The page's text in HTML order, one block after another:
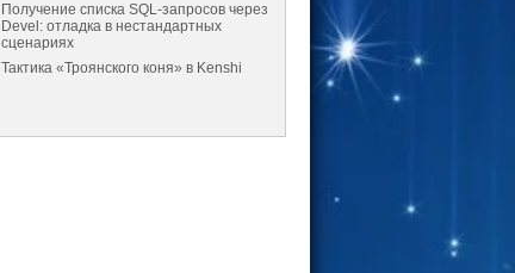
Получение списка SQL-запросов через
Devel: отладка в нестандартных
сценариях
Тактика «Троянского коня» в Kenshi